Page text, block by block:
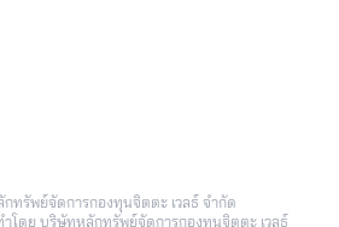
ทรัพย์จัดการกองทุนจิตตะ เวลธ์ จำกัด
โดย บริษัทหลักทรัพย์จัดการกองทุนจิตตะ เวลธ์